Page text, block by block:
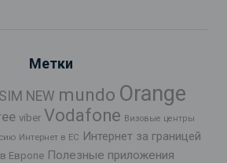
Метки
NEW mundo Orange
viber Vodafone Визовые центры
Интернет в ЕС Интернет за границей
Европе Полезные приложения